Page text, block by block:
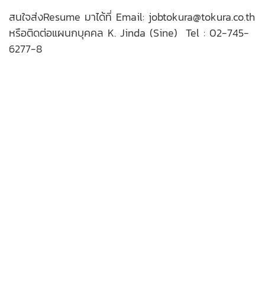
สนใจส่งResume มาได้ที่ Email: jobtokura@tokura.co.th
หรือติดต่อแผนกบุคคล K. Jinda (Sine) Tel : 02-745-
6277-8